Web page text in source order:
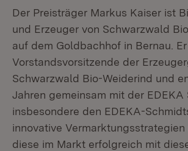
Der Preisträger Markus Kaiser ist
und Erzeuger von Schwarzwald
auf dem Goldbachhof in Bernau.
Vorstandsvorsitzende der
Schwarzwald Bio-Weiderind und
Jahren gemeinsam mit der EDEKA
insbesondere den EDEKA-
innovative
diese im Markt erfolgreich mit